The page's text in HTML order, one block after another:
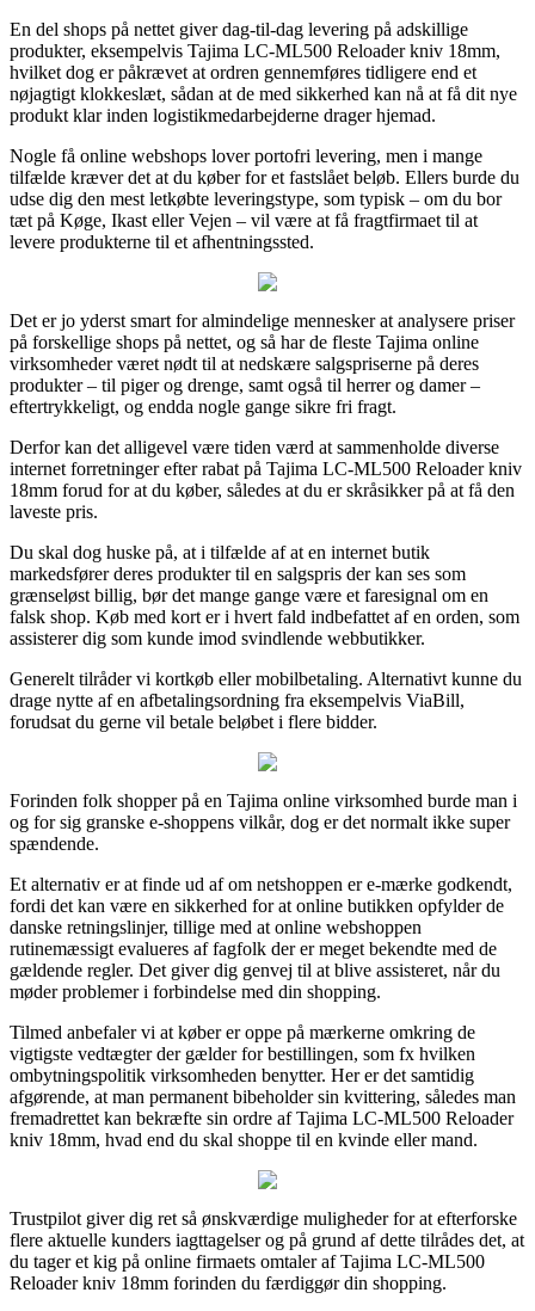
En del shops på nettet giver dag-til-dag levering på adskillige
produkter, eksempelvis Tajima LC-ML500 Reloader kniv 18mm,
hvilket dog er påkrævet at ordren gennemføres tidligere end et
nøjagtigt klokkeslæt, sådan at de med sikkerhed kan nå at få dit nye
produkt klar inden logistikmedarbejderne drager hjemad.
Nogle få online webshops lover portofri levering, men i mange
tilfælde kræver det at du køber for et fastslået beløb. Ellers burde du
udse dig den mest letkøbte leveringstype, som typisk – om du bor
tæt på Køge, Ikast eller Vejen – vil være at få fragtfirmaet til at
levere produkterne til et afhentningssted.
Det er jo yderst smart for almindelige mennesker at analysere priser
på forskellige shops på nettet, og så har de fleste Tajima online
virksomheder været nødt til at nedskære salgspriserne på deres
produkter – til piger og drenge, samt også til herrer og damer –
eftertrykkeligt, og endda nogle gange sikre fri fragt.
Derfor kan det alligevel være tiden værd at sammenholde diverse
internet forretninger efter rabat på Tajima LC-ML500 Reloader kniv
18mm forud for at du køber, således at du er skråsikker på at få den
laveste pris.
Du skal dog huske på, at i tilfælde af at en internet butik
markedsfører deres produkter til en salgspris der kan ses som
grænseløst billig, bør det mange gange være et faresignal om en
falsk shop. Køb med kort er i hvert fald indbefattet af en orden, som
assisterer dig som kunde imod svindlende webbutikker.
Generelt tilråder vi kortkøb eller mobilbetaling. Alternativt kunne du
drage nytte af en afbetalingsordning fra eksempelvis ViaBill,
forudsat du gerne vil betale beløbet i flere bidder.
Forinden folk shopper på en Tajima online virksomhed burde man i
og for sig granske e-shoppens vilkår, dog er det normalt ikke super
spændende.
Et alternativ er at finde ud af om netshoppen er e-mærke godkendt,
fordi det kan være en sikkerhed for at online butikken opfylder de
danske retningslinjer, tillige med at online webshoppen
rutinemæssigt evalueres af fagfolk der er meget bekendte med de
gældende regler. Det giver dig genvej til at blive assisteret, når du
møder problemer i forbindelse med din shopping.
Tilmed anbefaler vi at køber er oppe på mærkerne omkring de
vigtigste vedtægter der gælder for bestillingen, som fx hvilken
ombytningspolitik virksomheden benytter. Her er det samtidig
afgørende, at man permanent bibeholder sin kvittering, således man
fremadrettet kan bekræfte sin ordre af Tajima LC-ML500 Reloader
kniv 18mm, hvad end du skal shoppe til en kvinde eller mand.
Trustpilot giver dig ret så ønskværdige muligheder for at efterforske
flere aktuelle kunders iagttagelser og på grund af dette tilrådes det, at
du tager et kig på online firmaets omtaler af Tajima LC-ML500
Reloader kniv 18mm forinden du færdiggør din shopping.